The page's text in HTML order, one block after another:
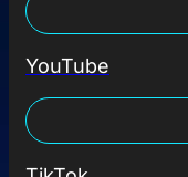
YouTube